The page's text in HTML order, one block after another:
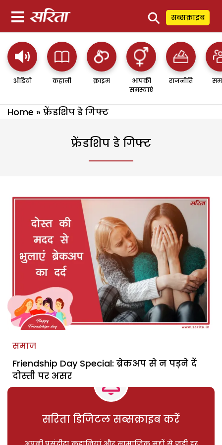
⚲ सब्सक्राइब
ऑडियो कहानी क्राइम
आपकी
समस्याएं
राजनीति
Home » फ्रेंडशिप डे गिफ्ट
फ्रेंडशिप डे गिफ्ट
समाज
Friendship Day Special: ब्रेकअप से न पड़ने दें
दोस्ती पर असर
सरिता डिजिटल सब्सक्राइब करें